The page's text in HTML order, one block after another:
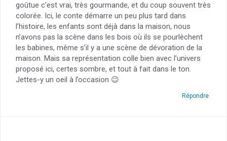
goûtue c’est vrai, très gourmande, et du coup souvent très
colorée. Ici, le conte démarre un peu plus tard dans
l’histoire, les enfants sont déjà dans la maison, nous
n’avons pas la scène dans les bois où ils se pourlèchent
les babines, même s’il y a une scène de dévoration de la
maison. Mais sa représentation colle bien avec l’univers
proposé ici, certes sombre, et tout à fait dans le ton.
Jettes-y un oeil à l’occasion 😉
Répondre